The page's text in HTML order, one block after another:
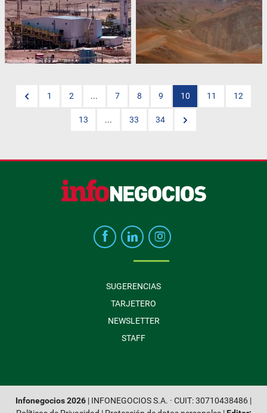
1 2 ... 7 8 9 10 11 12
13 ... 33 34
SUGERENCIAS
TARJETERO
NEWSLETTER
STAFF
Infonegocios 2026 | INFONEGOCIOS S.A. · CUIT: 30710438486 |